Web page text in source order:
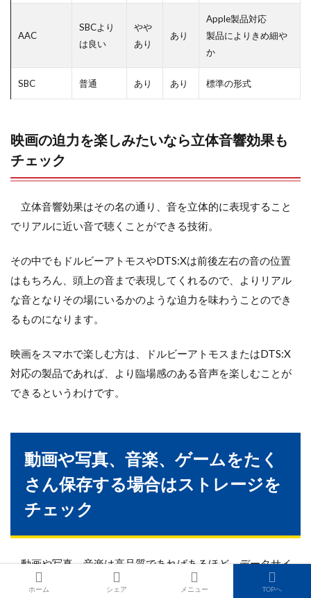
AAC
SBCより
は良い
やや
あり
あり
Apple製品対応
製品によりきめ細や
か
SBC 普通 あり あり 標準の形式
映画の迫力を楽しみたいなら立体音響効果も
チェック
立体音響効果はその名の通り、音を立体的に表現すること
でリアルに近い音で聴くことができる技術。
その中でもドルビーアトモスやDTS:Xは前後左右の音の位置
はもちろん、頭上の音まで表現してくれるので、よりリアル
な音となりその場にいるかのような迫力を味わうことのでき
るものになります。
映画をスマホで楽しむ方は、ドルビーアトモスまたはDTS:X
対応の製品であれば、より臨場感のある音声を楽しむことが
できるというわけです。
動画や写真、音楽、ゲームをたく
さん保存する場合はストレージを
チェック
動画や写真、音楽は高品質であればあるほど、データサイ
ズが大きくなります。
ホーム シェア メニュー TOPへ